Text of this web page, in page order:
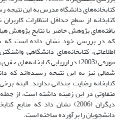
کتابخانه‌های دانشگاه مدرس به این
کتابخانه از سطح حداقل انتظارات
که در بررسی خود نشان داده است که
اطلاعاتی، کتابخانه‌های دانشگاهی
مورفی (2003) در ارزیابی
شمالی نیز به این نتیجه رسیده‌اند که
کتابخانه رضایت چندانی ندارند. البته
متفاوتی در این زمینه داشته است، از
دیگران (2006) نشان داد که منابع
دانشجویان را برآورده ساخته است.